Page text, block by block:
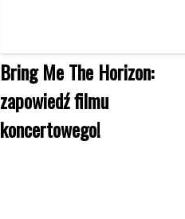
Bring Me The Horizon:
zapowiedź filmu
koncertowego!